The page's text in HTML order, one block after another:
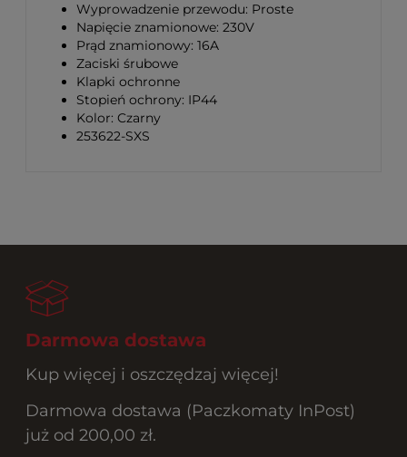
Wyprowadzenie przewodu: Proste
Napięcie znamionowe: 230V
Prąd znamionowy: 16A
Zaciski śrubowe
Klapki ochronne
Stopień ochrony: IP44
Kolor: Czarny
253622-SXS
Darmowa dostawa
Kup więcej i oszczędzaj więcej!
Darmowa dostawa (Paczkomaty InPost)
już od 200,00 zł.